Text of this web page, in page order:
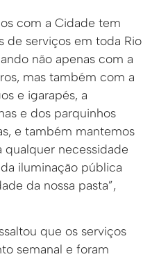
com a Cidade tem
de serviços em toda Rio
não apenas com a
mas também com a
e igarapés, a
e dos parquinhos
e também mantemos
necessidade
iluminação pública
da nossa pasta”,
que os serviços
semanal e foram